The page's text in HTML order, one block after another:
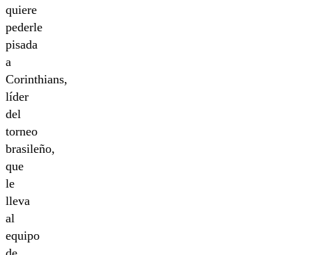
quiere
pederle
pisada
a
Corinthians,
líder
del
torneo
brasileño,
que
le
lleva
al
equipo